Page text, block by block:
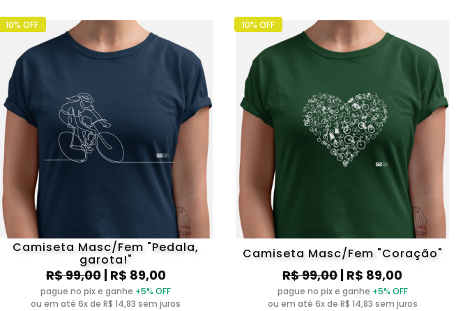
Camiseta Masc/Fem "Pedala,
garota!"
R$ 99,00| R$ 89,00
pague no pix e ganhe +5% OFF
ou em até 6x de R$ 14,83 sem juros
10% OFF
Camiseta Masc/Fem "Coração"
R$ 99,00| R$ 89,00
pague no pix e ganhe +5% OFF
ou em até 6x de R$ 14,83 sem juros
10% OFF